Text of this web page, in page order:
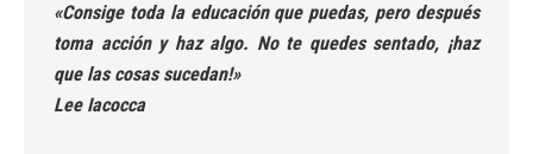
«Consige toda la educación que puedas, pero después
toma acción y haz algo. No te quedes sentado, ¡haz
que las cosas sucedan!»
Lee Iacocca